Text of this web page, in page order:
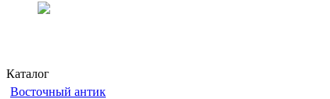
Каталог
Восточный антик